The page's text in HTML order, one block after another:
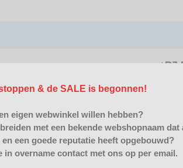
/ PJ
& de SALE is begonnen!
eigen webwinkel willen hebben?
met een bekende webshopnaam dat
een goede reputatie heeft opgebouwd?
in overname contact met ons op per email.